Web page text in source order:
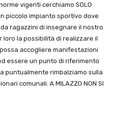
vigenti cerchiamo SOLO
piccolo impianto sportivo dove
ragazzini di insegnare il nostro
loro la possibilità di realizzare il
accogliere manifestazioni
essere un punto di riferimento
puntualmente rimbalziamo sulla
comunali: A MILAZZO NON SI